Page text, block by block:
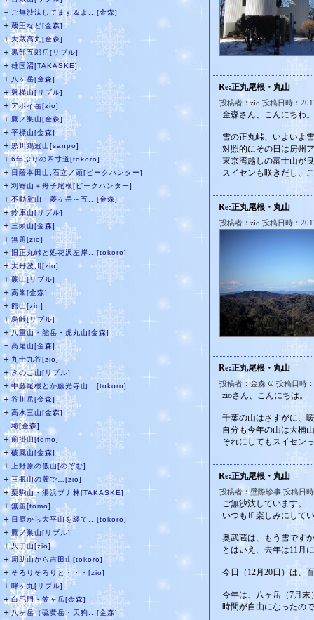
－ ご無沙汰してます＆よ...[金森]
＋蔵王など[金森]
＋大蔵高丸[金森]
＋黒部五郎岳[リブル]
＋ 雄国沼[TAKASKE]
＋ 八ヶ岳[金森]
＋磐梯山[リブル]
＋アポイ岳[zio]
＋ 鷹ノ巣山[金森]
＋ 平標山[金森]
＋黒川鶏冠山[sanpo]
＋6年ぶりの四寸道[tokoro]
＋ 日蔭本田山,石立ノ頭[ピークハンター]
＋ 刈寄山＋舟子尾根[ピークハンター]
＋不動堂山・菱ヶ岳～五...[金森]
＋鈴庫山[リブル]
＋三頭山[金森]
＋ 無題[zio]
＋旧正丸峠と処花沢左岸...[tokoro]
＋大丹波川[zio]
＋蕨山[リブル]
＋ 高峯[金森]
＋ 館山[zio]
＋烏峠[リブル]
＋八重山・能岳・虎丸山[金森]
－ 高尾山[金森]
＋ 九十九谷[zio]
＋きのこ山[リブル]
＋中藤尾根とか藤光寺山...[tokoro]
＋ 谷川岳[金森]
＋ 高水三山[金森]
－梅[金森]
＋前掛山[tomo]
＋ 破風山[金森]
＋ 上野原の低山[のぞむ]
＋三瓶山の麓で…[zio]
＋栗駒山・湯浜ブナ林[TAKASKE]
＋無題[tomo]
＋ 日原から大平山を経て...[tokoro]
＋鷹ノ巣山[リブル]
＋八丁山[zio]
＋周助山から吉田山[tokoro]
＋ そろりそろりと・・・[zio]
＋ 畔ヶ丸[リブル]
＋白毛門・笠ヶ岳[金森]
＋八ヶ岳（硫黄岳・天狗...[金森]
Re:正丸尾根・丸山
投稿者：zio 投稿日時：
金森さん、こんにちわ。
雪の正丸峠、いよいよ
対照的にその日は房州
東京湾越しの富士山が
スイセンも咲きだし、
Re:正丸尾根・丸山
投稿者：zio 投稿日時：
Re:正丸尾根・丸山
投稿者：金森 投稿日時
zioさん、こんにちは。
千葉の山はさすがに、
自分も今年の山は大楠
それにしてもスイセン
Re:正丸尾根・丸山
投稿者：壁際珍事 投稿日
ご無沙汰しています。
いつも㏋楽しみにして
奥武蔵は、もう雪です
とはいえ、去年は11月
今日（12月20日）は、
今年は、八ヶ岳（7月末
時間が自由になったの